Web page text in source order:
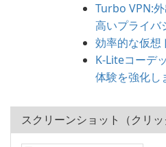
Turbo VPN:
高いプライバ
効率的な仮想
K-Liteコーデ
体験を強化し
スクリーンショット（クリッ